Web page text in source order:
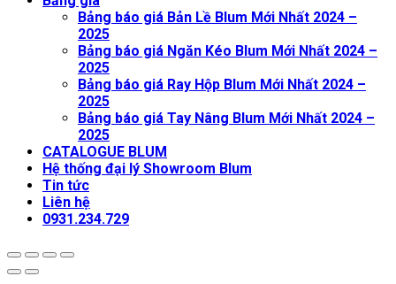
Bảng báo giá Bản Lề Blum Mới Nhất 2024 –
2025
Bảng báo giá Ngăn Kéo Blum Mới Nhất 2024 –
2025
Bảng báo giá Ray Hộp Blum Mới Nhất 2024 –
2025
Bảng báo giá Tay Nâng Blum Mới Nhất 2024 –
2025
CATALOGUE BLUM
Hệ thống đại lý Showroom Blum
Tin tức
Liên hệ
0931.234.729